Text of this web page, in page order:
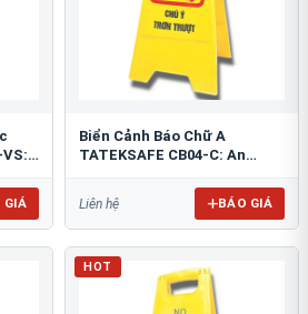
GIÁ
Biển Cảnh Báo Chữ A
TATEKSAFE CB04-C: An
Liên hệ BÁO GIÁ
HOT